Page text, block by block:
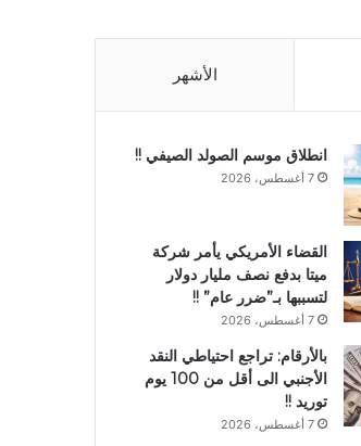
الأشهر
انطلاق موسم الصولد الصيفي !!
7 أغسطس، 2026
القضاء الأمريكي يأمر شركة
ميتا بدفع نصف مليار دولار
لتسببها بـ”ضرر عام” !!
7 أغسطس، 2026
بالأرقام: تراجع احتياطي النقد
الأجنبي الى أقل من 100 يوم
توريد !!
7 أغسطس، 2026